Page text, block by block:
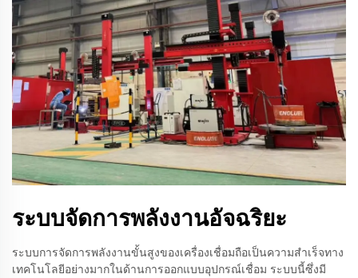
ระบบจัดการพลังงานอัจฉริยะ
ระบบการจัดการพลังงานขั้นสูงของเครื่องเชื่อมถือเป็นความสำเร็จทาง
เทคโนโลยีอย่างมากในด้านการออกแบบอุปกรณ์เชื่อม ระบบนี้ซึ่งมี